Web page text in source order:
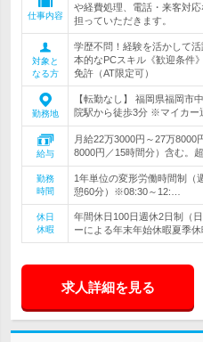
仕事内容
や経費処理、電話・来客対
担っていただきます。
対象と
なる方
学歴不問！経験を活かして
本的なPCスキル《歓迎条件
免許（AT限定可）
勤務地
【転勤なし】 福岡県福岡
院駅から徒歩3分 ※マイカー
給与
月給22万3000円～27万
8000円／15時間分）含む。
勤務
時間
1年単位の変形労働時間制（
憩60分）※08:30～12:…
休日
休暇
年間休日100日週休2日制（
ーによる年末年始休暇夏季
求人詳細を見る